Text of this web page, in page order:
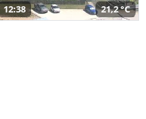
12:38 21,2 °C